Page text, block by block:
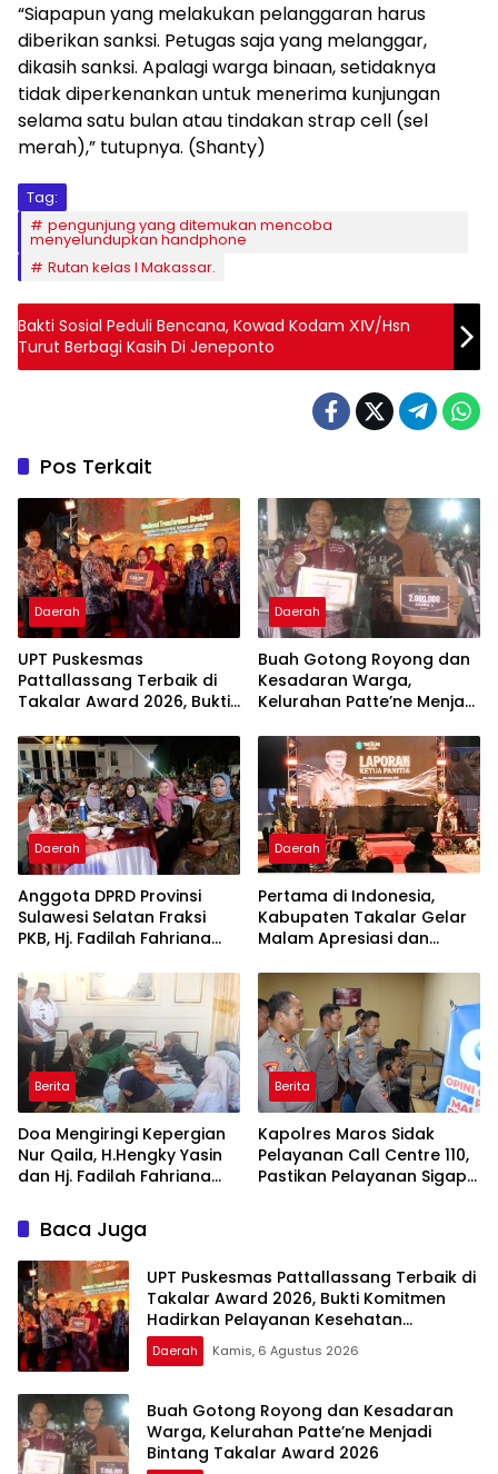
“Siapapun yang melakukan pelanggaran harus
diberikan sanksi. Petugas saja yang melanggar,
dikasih sanksi. Apalagi warga binaan, setidaknya
tidak diperkenankan untuk menerima kunjungan
selama satu bulan atau tindakan strap cell (sel
merah),” tutupnya. (Shanty)
Tag:
pengunjung yang ditemukan mencoba
menyelundupkan handphone
Rutan kelas I Makassar.
Bakti Sosial Peduli Bencana, Kowad Kodam ⅩⅣ/Hsn
Turut Berbagi Kasih Di Jeneponto
Pos Terkait
Daerah
UPT Puskesmas
Pattallassang Terbaik di
Takalar Award 2026, Bukti
Pelayanan Kesehatan
Berkualitas
Daerah
Buah Gotong Royong dan
Kesadaran Warga,
Kelurahan Patte’ne Menjadi
2026
Daerah
Anggota DPRD Provinsi
Sulawesi Selatan Fraksi
PKB, Hj. Fadilah Fahriana
Takalar Menyalakan
Lentera Pengabdian
Melalui Malam Apresiasi
dan Inovasi Award 2026
Daerah
Pertama di Indonesia,
Kabupaten Takalar Gelar
Malam Apresiasi dan
Panggung Penghargaan
bagi Pelayan Publik
Berprestasi
Berita
Doa Mengiringi Kepergian
Nur Qaila, H.Hengky Yasin
dan Hj. Fadilah Fahriana
Keluarga
Berita
Kapolres Maros Sidak
Pelayanan Call Centre 110,
Pastikan Pelayanan Sigap
Baca Juga
UPT Puskesmas Pattallassang Terbaik di
Takalar Award 2026, Bukti Komitmen
Hadirkan Pelayanan Kesehatan
Berkualitas
Daerah Kamis, 6 Agustus 2026
Buah Gotong Royong dan Kesadaran
Warga, Kelurahan Patte’ne Menjadi
Bintang Takalar Award 2026